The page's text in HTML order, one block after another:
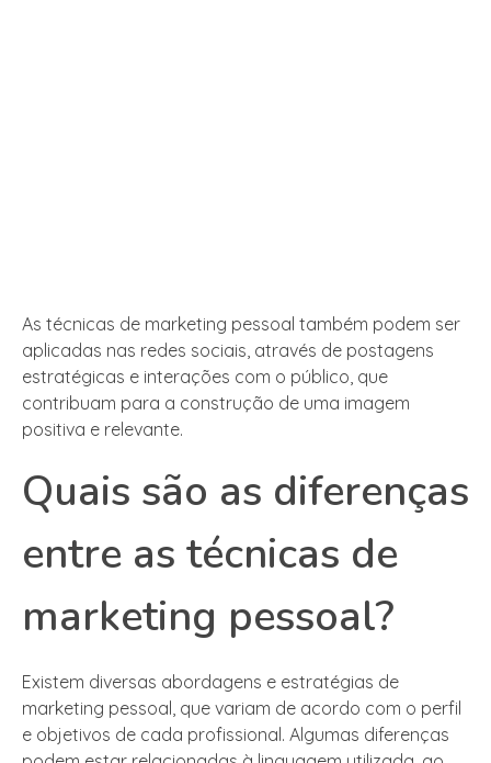
As técnicas de marketing pessoal também podem ser
aplicadas nas redes sociais, através de postagens
estratégicas e interações com o público, que
contribuam para a construção de uma imagem
positiva e relevante.
Quais são as diferenças
entre as técnicas de
marketing pessoal?
Existem diversas abordagens e estratégias de
marketing pessoal, que variam de acordo com o perfil
e objetivos de cada profissional. Algumas diferenças